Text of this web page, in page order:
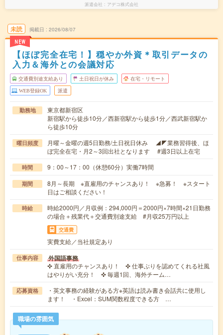
派遣会社 アデコ株式会社
未読
NEW
掲載日 2026/08/07
【ほぼ完全在宅！】穏やか外資＊取引データの
入力＆海外との会議対応
交通費別途支給あり 土日祝日が休み 在宅・リモート
WEB登録OK 派遣
勤務地
東京都新宿区
新宿駅から徒歩10分／西新宿駅から徒歩1分／西武新宿駅か
ら徒歩10分
曜日頻度
月曜～金曜の週5日勤務/土日祝日休み ◢◤業務習得後、ほ
ぼ完全在宅・月2～3回出社となります #週3日以上在宅
時間 9：00～17：00（休憩60分）実働7時間
期間
8月～長期 ※直雇用のチャンスあり！ ※急募！ ※スタート
日はご相談ください！
時給
時給2000円／月収例：294,000円＝2000円×7時間×21日勤務
の場合＋残業代＋交通費別途支給 #月収25万円以上
交通費
実費支給／当社規定あり
仕事内容 外国語事務
✜ 直雇用のチャンスあり！ ✜ 仕事ぶりを認めてくれる社風
はやりがい充分！ ✜ 毎週1回、海外チーム…
応募資格
・英文事務の経験がある方※英語は読み書き会話共に使用し
ます！ ・Excel：SUM関数程度できる方 …
職場の雰囲気